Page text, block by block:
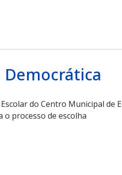
Democrática
do Centro Municipal de
o processo de escolha